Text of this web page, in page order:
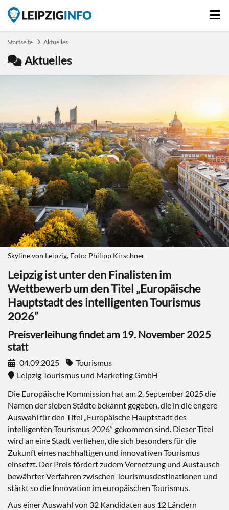
Startseite Aktuelles
Aktuelles
Skyline von Leipzig, Foto: Philipp Kirschner
Leipzig ist unter den Finalisten im
Wettbewerb um den Titel „Europäische
Hauptstadt des intelligenten Tourismus
2026”
Preisverleihung findet am 19. November 2025
statt
04.09.2025
Tourismus
Leipzig Tourismus und Marketing GmbH
Die Europäische Kommission hat am 2. September 2025 die
Namen der sieben Städte bekannt gegeben, die in die engere
Auswahl für den Titel „Europäische Hauptstadt des
intelligenten Tourismus 2026” gekommen sind. Dieser Titel
wird an eine Stadt verliehen, die sich besonders für die
Zukunft eines nachhaltigen und innovativen Tourismus
einsetzt. Der Preis fördert zudem Vernetzung und Austausch
bewährter Verfahren zwischen Tourismusdestinationen und
stärkt so die Innovation im europäischen Tourismus.
Aus einer Auswahl von 32 Kandidaten aus 12 Ländern